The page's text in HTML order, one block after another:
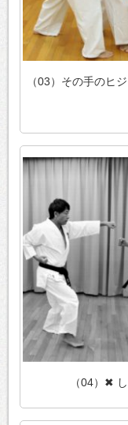
（03）その手のヒ
（04）✖